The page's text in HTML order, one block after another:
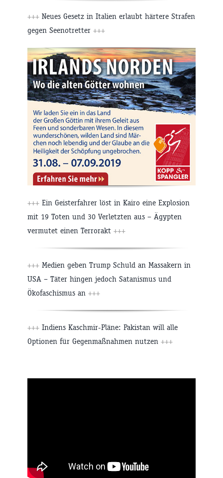
+++ Neues Gesetz in Italien erlaubt härtere Strafen
gegen Seenotretter +++
+++ Ein Geisterfahrer löst in Kairo eine Explosion
mit 19 Toten und 30 Verletzten aus – Ägypten
vermutet einen Terrorakt +++
+++ Medien geben Trump Schuld an Massakern in
USA – Täter hingen jedoch Satanismus und
Ökofaschismus an +++
+++ Indiens Kaschmir-Pläne: Pakistan will alle
Optionen für Gegenmaßnahmen nutzen +++